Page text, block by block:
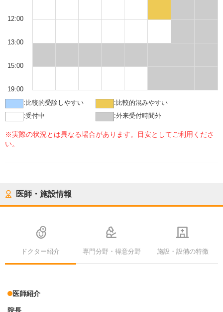
12:00
13:00
15:00
19:00
: 比較的受診しやすい : 比較的混みやすい
:受付中 :外来受付時間外
※実際の状況とは異なる場合があります。目安としてご利用くださ
い。
医師・施設情報
ドクター紹介 専門分野・得意分野 施設・設備の特徴
医師紹介